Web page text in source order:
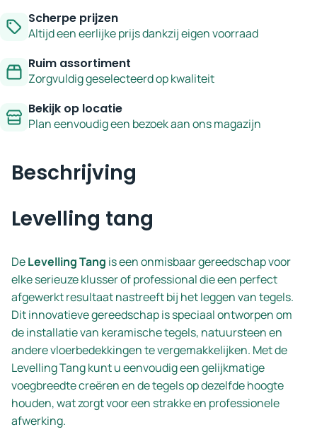
Scherpe prijzen
Altijd een eerlijke prijs dankzij eigen voorraad
Ruim assortiment
Zorgvuldig geselecteerd op kwaliteit
Bekijk op locatie
Plan eenvoudig een bezoek aan ons magazijn
Beschrijving
Levelling tang
DeLevelling Tang is een onmisbaar gereedschap voor
elke serieuze klusser of professional die een perfect
afgewerkt resultaat nastreeft bij het leggen van tegels.
Dit innovatieve gereedschap is speciaal ontworpen om
de installatie van keramische tegels, natuursteen en
andere vloerbedekkingen te vergemakkelijken. Met de
Levelling Tang kunt u eenvoudig een gelijkmatige
voegbreedte creëren en de tegels op dezelfde hoogte
houden, wat zorgt voor een strakke en professionele
afwerking.